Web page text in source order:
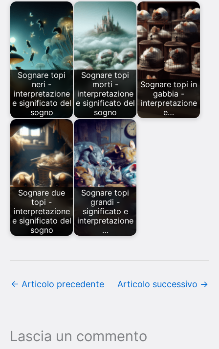
Sognare topi
neri -
interpretazione
e significato del
sogno
Sognare topi
morti -
interpretazione
e significato del
sogno
Sognare topi in
gabbia -
interpretazione
e…
Sognare due
topi -
interpretazione
e significato del
sogno
Sognare topi
grandi -
significato e
interpretazione
…
← Articolo precedente Articolo successivo →
Lascia un commento